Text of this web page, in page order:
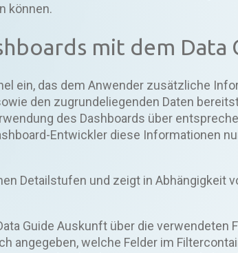
können.
mit dem Data
ein, das dem Anwender zusätzliche
den zugrundeliegenden Daten
des Dashboards über
Entwickler diese Informationen
Detailstufen und zeigt in Abhängigkeit
Guide Auskunft über die verwendeten
angegeben, welche Felder im